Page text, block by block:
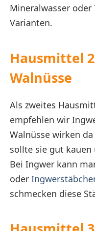
Mineralwasser oder
Varianten.
Hausmittel
Walnüsse
Als zweites
empfehlen wir
Walnüsse wirken
sollte sie gut kauen
Bei Ingwer kann
oder
schmecken diese